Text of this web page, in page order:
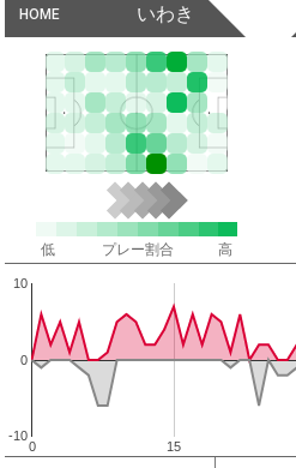
HOME いわき
低 プレー割合 高
0 15
-10
0
10